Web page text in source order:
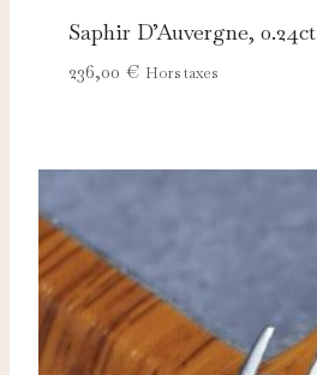
Saphir D’Auvergne, 0.24ct
236,00 € Hors taxes